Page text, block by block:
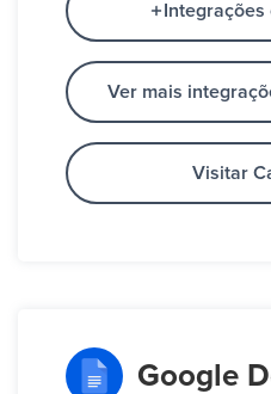
Ver mais
Visitar
Google